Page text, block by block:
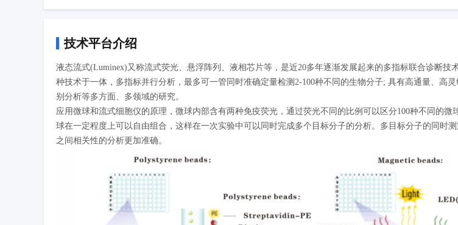
技术平台介绍
液态流式(Luminex)又称流式荧光、悬浮阵列、液相芯片等，是近20多年逐渐发展起来的多指标联合诊断
种技术于一体，多指标并行分析，最多可一管同时准确定量检测2-100种不同的生物分子; 具有高通量、高
别分析等多方面、多领域的研究。
应用微球和流式细胞仪的原理，微球内部含有两种免疫荧光，通过荧光不同的比例可以区分100种不同的
球在一定程度上可以自由组合，这样在一次实验中可以同时完成多个目标分子的分析。多目标分子的同时
之间相关性的分析更加准确。